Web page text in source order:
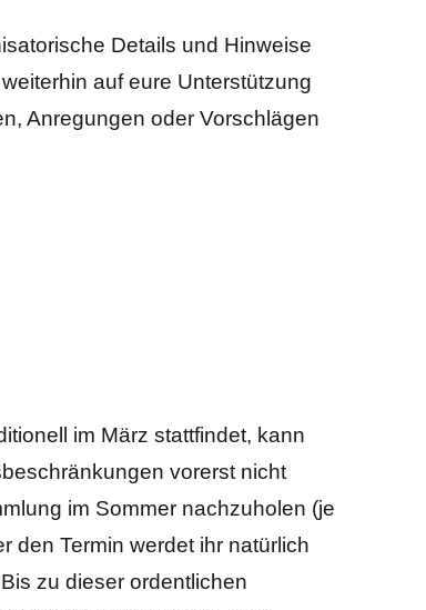
Details und Hinweise
auf eure Unterstützung
Anregungen oder Vorschlägen
im März stattfindet, kann
vorerst nicht
im Sommer nachzuholen (je
den Termin werdet ihr natürlich
zu dieser ordentlichen